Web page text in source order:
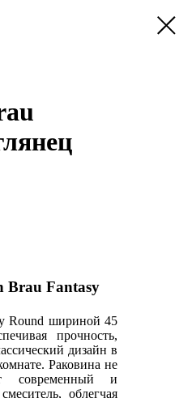
Brau Fantasy
Round шириной 45
прочность,
дизайн в
Раковина не
современный и
облегчая